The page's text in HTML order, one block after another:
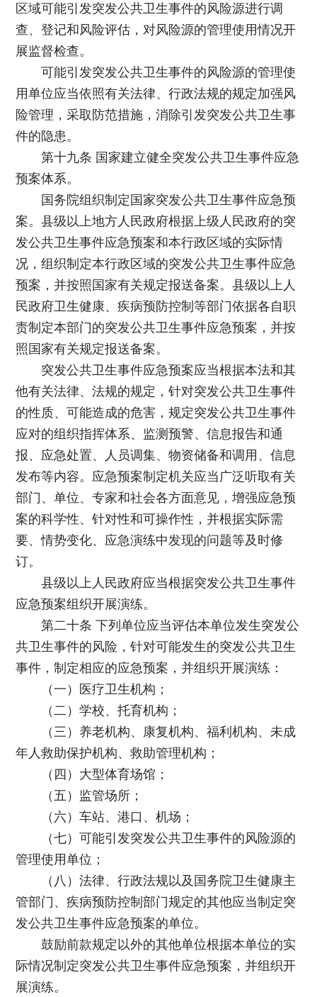
区域可能引发突发公共卫生事件的风险源进行调
查、登记和风险评估，对风险源的管理使用情况开
展监督检查。
可能引发突发公共卫生事件的风险源的管理使
用单位应当依照有关法律、行政法规的规定加强风
险管理，采取防范措施，消除引发突发公共卫生事
件的隐患。
第十九条 国家建立健全突发公共卫生事件应急
预案体系。
国务院组织制定国家突发公共卫生事件应急预
案。县级以上地方人民政府根据上级人民政府的突
发公共卫生事件应急预案和本行政区域的实际情
况，组织制定本行政区域的突发公共卫生事件应急
预案，并按照国家有关规定报送备案。县级以上人
民政府卫生健康、疾病预防控制等部门依据各自职
责制定本部门的突发公共卫生事件应急预案，并按
照国家有关规定报送备案。
突发公共卫生事件应急预案应当根据本法和其
他有关法律、法规的规定，针对突发公共卫生事件
的性质、可能造成的危害，规定突发公共卫生事件
应对的组织指挥体系、监测预警、信息报告和通
报、应急处置、人员调集、物资储备和调用、信息
发布等内容。应急预案制定机关应当广泛听取有关
部门、单位、专家和社会各方面意见，增强应急预
案的科学性、针对性和可操作性，并根据实际需
要、情势变化、应急演练中发现的问题等及时修
订。
县级以上人民政府应当根据突发公共卫生事件
应急预案组织开展演练。
第二十条 下列单位应当评估本单位发生突发公
共卫生事件的风险，针对可能发生的突发公共卫生
事件，制定相应的应急预案，并组织开展演练：
（一）医疗卫生机构；
（二）学校、托育机构；
（三）养老机构、康复机构、福利机构、未成
年人救助保护机构、救助管理机构；
（四）大型体育场馆；
（五）监管场所；
（六）车站、港口、机场；
（七）可能引发突发公共卫生事件的风险源的
管理使用单位；
（八）法律、行政法规以及国务院卫生健康主
管部门、疾病预防控制部门规定的其他应当制定突
发公共卫生事件应急预案的单位。
鼓励前款规定以外的其他单位根据本单位的实
际情况制定突发公共卫生事件应急预案，并组织开
展演练。